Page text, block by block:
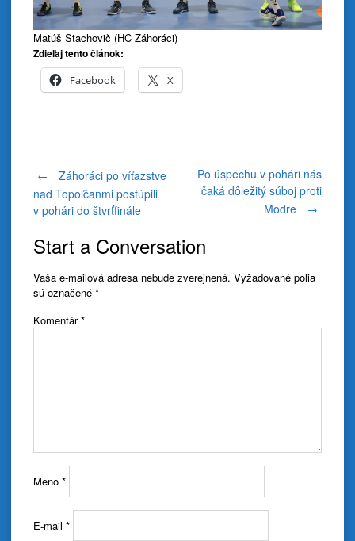
Matúš Stachovič (HC Záhoráci)
Zdieľaj tento článok:
Facebook
X
Post
navigation
←
Záhoráci po víťazstve
nad Topoľčanmi postúpili
v pohári do štvrťfinále
Po úspechu v pohári nás
čaká dôležitý súboj proti
Modre
→
Start a Conversation
Vaša e-mailová adresa nebude zverejnená. Vyžadované polia
sú označené *
Komentár*
Meno *
E-mail *